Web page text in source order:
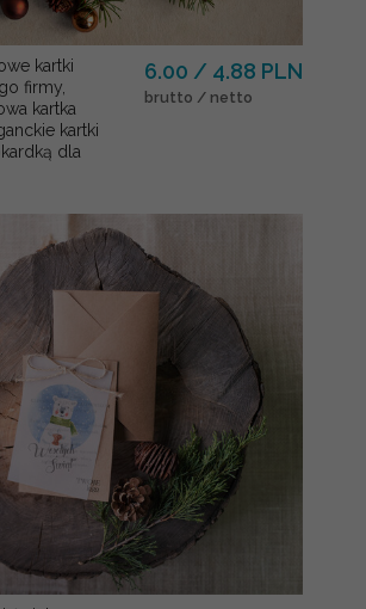
kartki
firmy,
kartka
kartki
dla
6.00 / 4.88 PLN
brutto / netto